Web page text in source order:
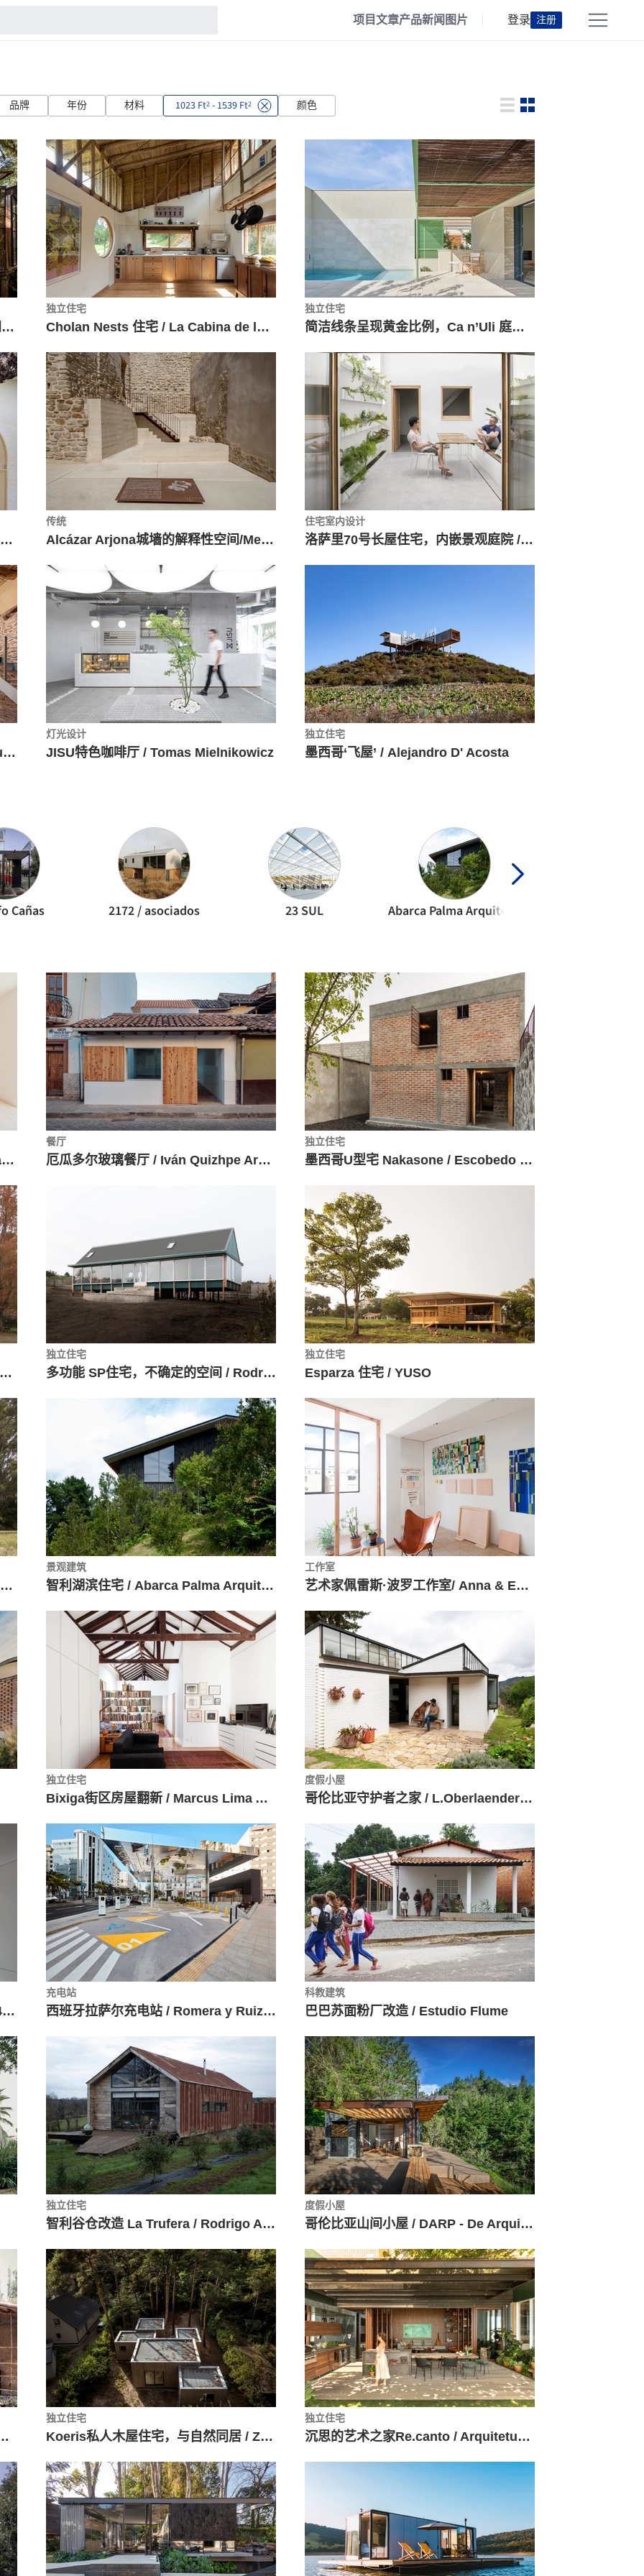
项目文章产品新闻 图片 登录 注册
品牌 年份 材料 1023 Ft2 - 1539 Ft2 颜色
时间与自然对话，Mata 小木屋洗手间 / Luiza Jung Arquitetura 360
独立住宅
Cholan Nests 住宅 / La Cabina de la Curiosidad + Marie Combette + Daniel Moreno Flores
独立住宅
简洁线条呈现黄金比例，Ca n’Uli 庭院住宅 / Vicenç Mulet
玛丽三姐妹的避暑别墅 / Bajet Giramé + Burckhardt
传统
Alcázar Arjona城墙的解释性空间/Mensulae | Arquitectura & Patrimonio
住宅室内设计
洛萨里70号长屋住宅，内嵌景观庭院 / Manuel Sánchez Hernández
小型乡间别墅翻新 Caseta de les Brugueres / GMO Arquitectura
灯光设计
JISU特色咖啡厅 / Tomas Mielnikowicz
独立住宅
墨西哥‘飞屋’ / Alejandro D' Acosta
Cañas 2172 / asociados 23 SUL
西班牙古典公寓改造 San / amaia arana arkitektura
餐厅
厄瓜多尔玻璃餐厅 / Iván Quizhpe Arquitectos
独立住宅
墨西哥U型宅 Nakasone / Escobedo Soliz
三角洲住宅Dique Luján / FRAM Arquitectos
独立住宅
多功能 SP住宅，不确定的空间 / Rodrigo Valenzuela Jerez
独立住宅
Esparza 住宅 / YUSO
阿根廷木构建筑节装置：巡游帐篷 / Fabrizio Pugliese + Gabriel Huarte
景观建筑
智利湖滨住宅 / Abarca Palma Arquitectos
工作室
艺术家佩雷斯·波罗工作室/ Anna & Eugeni Bach
独立住宅
Bixiga街区房屋翻新 / Marcus Lima Arquitetura e Urbanismo
度假小屋
哥伦比亚守护者之家 / L.Oberlaender Arquitectos
巴塞罗那住宅改造，纵向贯通 / 08014 arquitectura
充电站
西班牙拉萨尔充电站 / Romera y Ruiz Arquitectos
科教建筑
巴巴苏面粉厂改造 / Estudio Flume
独立住宅
智利谷仓改造 La Trufera / Rodrigo Aguilar
度假小屋
哥伦比亚山间小屋 / DARP - De Arquitectura y Paisaje
y Planificación Kaiser
独立住宅
Koeris私人木屋住宅，与自然同居 / Zeller & Moye
独立住宅
沉思的艺术之家Re.canto / Arquitetura27